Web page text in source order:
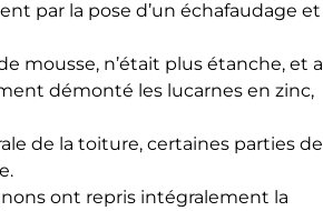
par la pose d’un échafaudage et
mousse, n’était plus étanche, et a
démonté les lucarnes en zinc,
de la toiture, certaines parties de
ont repris intégralement la